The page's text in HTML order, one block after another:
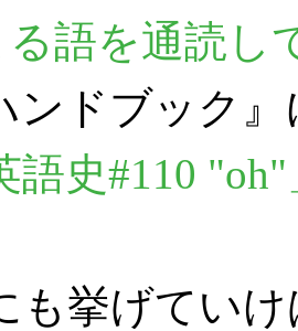
語を通読し
ンドブック
語史#110 "oh"
挙げていけ